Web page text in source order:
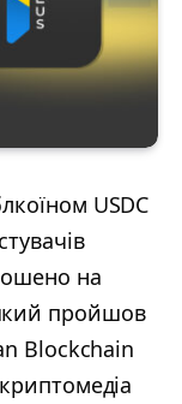
USDC
на
пройшов
Blockchain